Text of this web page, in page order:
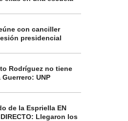
con canciller
presidencial
Rodríguez no tiene
UNP
de la Espriella EN
Llegaron los